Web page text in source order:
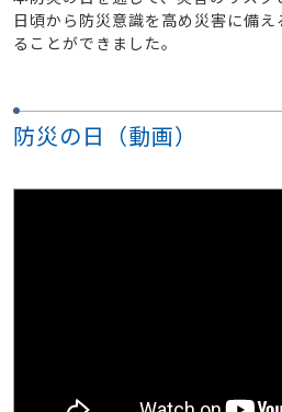
日頃から防災意識を高め災害に備
ることができました。
防災の日（動画）